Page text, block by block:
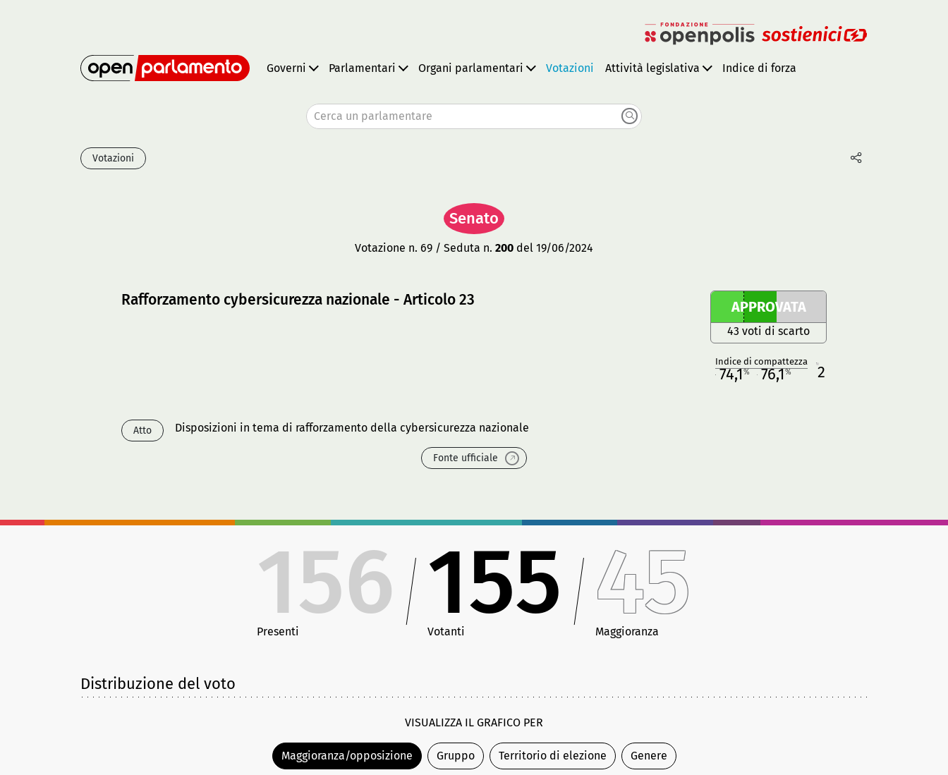
Governi Parlamentari Organi parlamentari Votazioni Attività legislativa Indice di forza
Cerca un parlamentare
Votazioni
Senato
Votazione n. 69 / Seduta n. 200 del 19/06/2024
Rafforzamento cybersicurezza nazionale - Articolo 23 APPROVATA
43 voti di scarto
Indice di compattezza
74,1% 76,1% 2
Atto Disposizioni in tema di rafforzamento della cybersicurezza nazionale
Fonte ufficiale
156
Presenti 155
Votanti 45
Maggioranza
Distribuzione del voto
VISUALIZZA IL GRAFICO PER
Maggioranza/opposizione Gruppo Territorio di elezione Genere